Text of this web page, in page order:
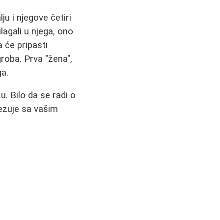
i njegove četiri
u njega, ono
će pripasti
Prva "žena",
Bilo da se radi o
sa vašim